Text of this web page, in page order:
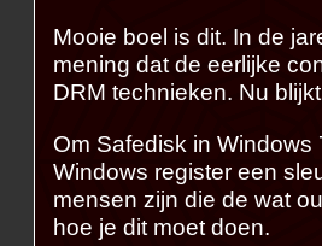
Mooie boel is dit. In de
mening dat de eerlijke
DRM technieken. Nu
Om Safedisk in
Windows register een
mensen zijn die de wat
hoe je dit moet doen.